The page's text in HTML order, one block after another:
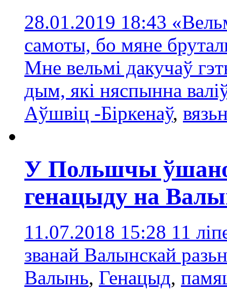
28.01.2019 18:43
самоты, бо мяне
Мне вельмі дакучаў
дым, які няспынна
Аўшвіц -Біркенаў,
У Польшчы
генацыду на
11.07.2018 15:28 11
званай Валынскай
Валынь, Генацыд,